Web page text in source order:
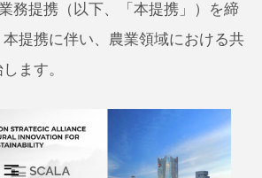
務提携（以下、「本提携」）を締
提携に伴い、農業領域における共
ます。